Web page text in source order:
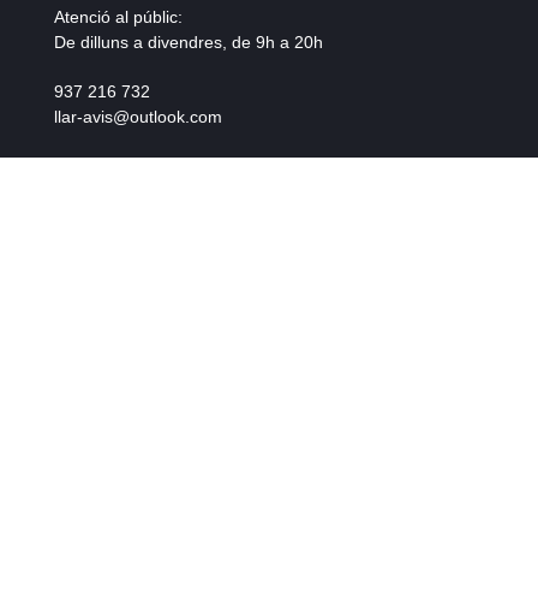
Atenció al públic:
De dilluns a divendres, de 9h a 20h
937 216 732
llar-avis@outlook.com